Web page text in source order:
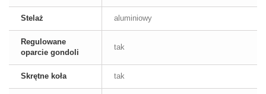
Stelaż aluminiowy
Regulowane
oparcie gondoli
tak
Skrętne koła tak